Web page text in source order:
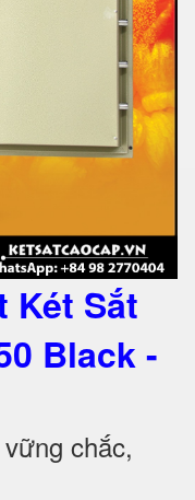
Két Sắt
Black -
chắc,